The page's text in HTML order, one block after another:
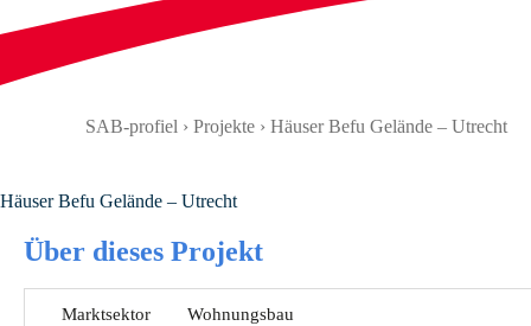
SAB-profiel › Projekte › Häuser Befu Gelände – Utrecht
Häuser Befu Gelände – Utrecht
Über dieses Projekt
Marktsektor Wohnungsbau